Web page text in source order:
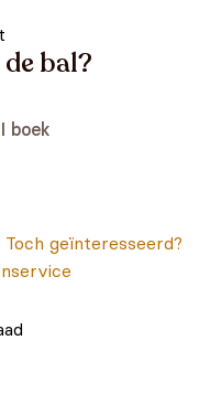
bal?
boek
Toch geïnteresseerd?